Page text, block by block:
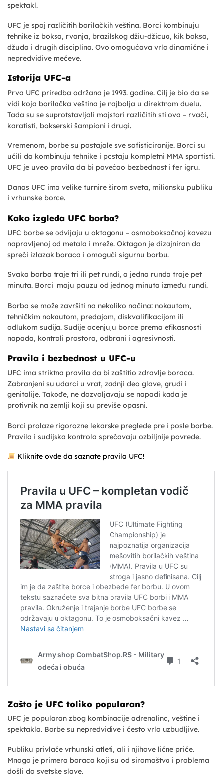
spektakl.
UFC je spoj različitih borilačkih veština. Borci kombinuju
tehnike iz boksa, rvanja, brazilskog džiu-džicua, kik boksa,
džuda i drugih disciplina. Ovo omogućava vrlo dinamične i
nepredvidive mečeve.
Istorija UFC-a
Prva UFC priredba održana je 1993. godine. Cilj je bio da se
vidi koja borilačka veština je najbolja u direktnom duelu.
Tada su se suprotstavljali majstori različitih stilova – rvači,
karatisti, bokserski šampioni i drugi.
Vremenom, borbe su postajale sve sofisticiranije. Borci su
učili da kombinuju tehnike i postaju kompletni MMA sportisti.
UFC je uveo pravila da bi povećao bezbednost i fer igru.
Danas UFC ima velike turnire širom sveta, milionsku publiku
i vrhunske borce.
Kako izgleda UFC borba?
UFC borbe se odvijaju u oktagonu – osmoboksačnoj kavezu
napravljenoj od metala i mreže. Oktagon je dizajniran da
spreči izlazak boraca i omogući sigurnu borbu.
Svaka borba traje tri ili pet rundi, a jedna runda traje pet
minuta. Borci imaju pauzu od jednog minuta između rundi.
Borba se može završiti na nekoliko načina: nokautom,
tehničkim nokautom, predajom, diskvalifikacijom ili
odlukom sudija. Sudije ocenjuju borce prema efikasnosti
napada, kontroli prostora, odbrani i agresivnosti.
Pravila i bezbednost u UFC-u
UFC ima striktna pravila da bi zaštitio zdravlje boraca.
Zabranjeni su udarci u vrat, zadnji deo glave, grudi i
genitalije. Takođe, ne dozvoljavaju se napadi kada je
protivnik na zemlji koji su previše opasni.
Borci prolaze rigorozne lekarske preglede pre i posle borbe.
Pravila i sudijska kontrola sprečavaju ozbiljnije povrede.
Kliknite ovde da saznate pravila UFC!
Zašto je UFC toliko popularan?
UFC je popularan zbog kombinacije adrenalina, veštine i
spektakla. Borbe su nepredvidive i često vrlo uzbudljive.
Publiku privlače vrhunski atleti, ali i njihove lične priče.
Mnogo je primera boraca koji su od siromaštva i problema
došli do svetske slave.